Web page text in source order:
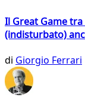
Il Great Game
(indisturbato)
di Giorgio Ferrari